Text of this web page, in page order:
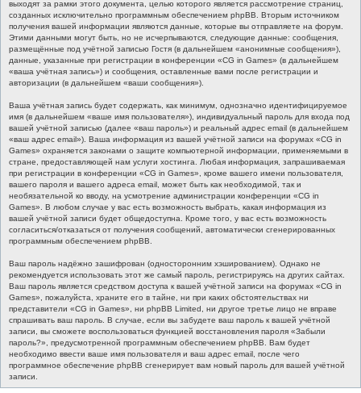
выходят за рамки этого документа, целью которого является рассмотрение страниц,
созданных исключительно программным обеспечением phpBB. Вторым источником
получения вашей информации являются данные, которые вы отправляете на форум.
Этими данными могут быть, но не исчерпываются, следующие данные: сообщения,
размещённые под учётной записью Гостя (в дальнейшем «анонимные сообщения»),
данные, указанные при регистрации в конференции «CG in Games» (в дальнейшем
«ваша учётная запись») и сообщения, оставленные вами после регистрации и
авторизации (в дальнейшем «ваши сообщения»).
Ваша учётная запись будет содержать, как минимум, однозначно идентифицируемое
имя (в дальнейшем «ваше имя пользователя»), индивидуальный пароль для входа под
вашей учётной записью (далее «ваш пароль») и реальный адрес email (в дальнейшем
«ваш адрес email»). Ваша информация из вашей учётной записи на форумах «CG in
Games» охраняется законами о защите компьютерной информации, применяемыми в
стране, предоставляющей нам услуги хостинга. Любая информация, запрашиваемая
при регистрации в конференции «CG in Games», кроме вашего имени пользователя,
вашего пароля и вашего адреса email, может быть как необходимой, так и
необязательной ко вводу, на усмотрение администрации конференции «CG in
Games». В любом случае у вас есть возможность выбрать, какая информация из
вашей учётной записи будет общедоступна. Кроме того, у вас есть возможность
согласиться/отказаться от получения сообщений, автоматически сгенерированных
программным обеспечением phpBB.
Ваш пароль надёжно зашифрован (односторонним хэшированием). Однако не
рекомендуется использовать этот же самый пароль, регистрируясь на других сайтах.
Ваш пароль является средством доступа к вашей учётной записи на форумах «CG in
Games», пожалуйста, храните его в тайне, ни при каких обстоятельствах ни
представители «CG in Games», ни phpBB Limited, ни другое третье лицо не вправе
спрашивать ваш пароль. В случае, если вы забудете ваш пароль к вашей учётной
записи, вы сможете воспользоваться функцией восстановления пароля «Забыли
пароль?», предусмотренной программным обеспечением phpBB. Вам будет
необходимо ввести ваше имя пользователя и ваш адрес email, после чего
программное обеспечение phpBB сгенерирует вам новый пароль для вашей учётной
записи.